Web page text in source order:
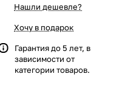
Нашли дешевле?
Хочу в подарок
Гарантия до 5 лет, в
зависимости от
категории товаров.